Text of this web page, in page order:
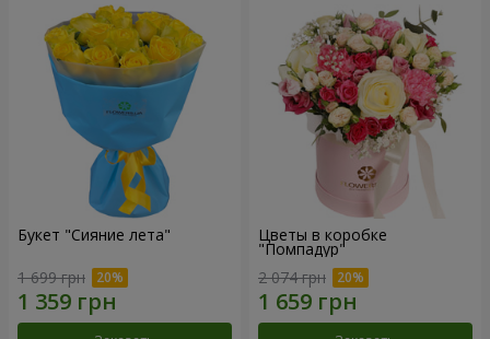
Букет "Сияние лета"
1 699 грн
Цветы в коробке
"Помпадур"
2 074 грн